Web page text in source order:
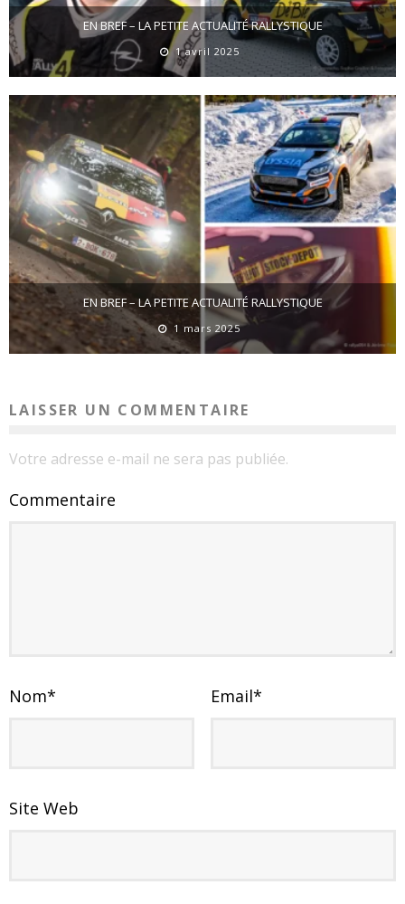
EN BREF – LA PETITE ACTUALITÉ RALLYSTIQUE
1 avril 2025
EN BREF – LA PETITE ACTUALITÉ RALLYSTIQUE
1 mars 2025
LAISSER UN COMMENTAIRE
Votre adresse e-mail ne sera pas publiée.
Commentaire
Nom* Email*
Site Web